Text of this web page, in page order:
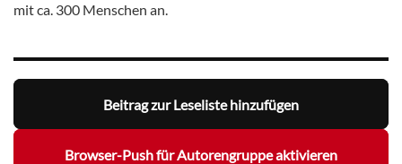
mit ca. 300 Menschen an.
Beitrag zur Leseliste hinzufügen
Browser-Push für Autorengruppe aktivieren